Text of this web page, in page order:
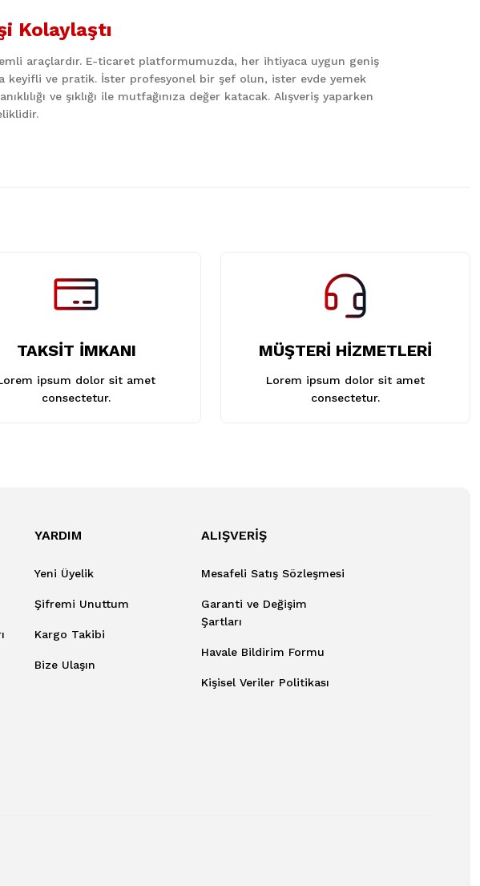
Kolaylaştı
araçlardır. E-ticaret platformumuzda, her ihtiyaca uygun geniş
keyifli ve pratik. İster profesyonel bir şef olun, ister evde yemek
ve şıklığı ile mutfağınıza değer katacak. Alışveriş yaparken
TAKSİT İMKANI
ipsum dolor sit amet
consectetur.
MÜŞTERİ HİZMETLERİ
Lorem ipsum dolor sit amet
consectetur.
YARDIM
Yeni Üyelik
Şifremi Unuttum
Kargo Takibi
Bize Ulaşın
ALIŞVERİŞ
Mesafeli Satış Sözleşmesi
Garanti ve Değişim
Şartları
Havale Bildirim Formu
Kişisel Veriler Politikası